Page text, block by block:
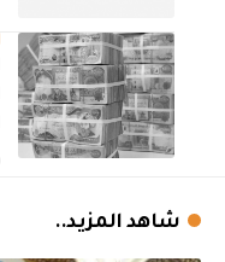
شاهد المزيد..